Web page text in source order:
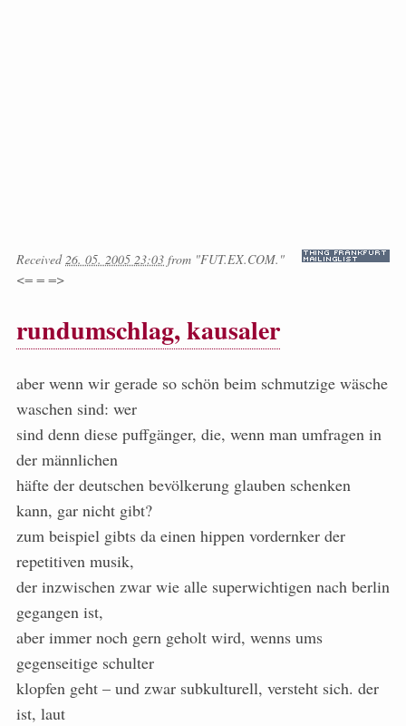
Received26. 05. 2005 23:03 from "FUT.EX.COM."
<= = =>
rundumschlag, kausaler
aber wenn wir gerade so schön beim schmutzige wäsche
waschen sind: wer
sind denn diese puffgänger, die, wenn man umfragen in
der männlichen
häfte der deutschen bevölkerung glauben schenken
kann, gar nicht gibt?
zum beispiel gibts da einen hippen vordernker der
repetitiven musik,
der inzwischen zwar wie alle superwichtigen nach berlin
gegangen ist,
aber immer noch gern geholt wird, wenns ums
gegenseitige schulter
klopfen geht – und zwar subkulturell, versteht sich. der
ist, laut